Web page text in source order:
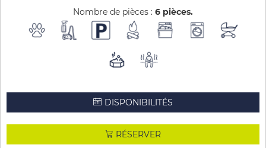
Nombre de pièces : 6 pièces
DISPONIBILITÉS
RÉSERVER